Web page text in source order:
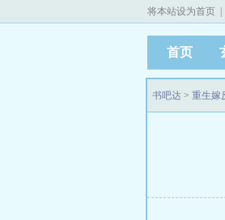
将本站设为首页
首页
书吧达 > 重生嫁